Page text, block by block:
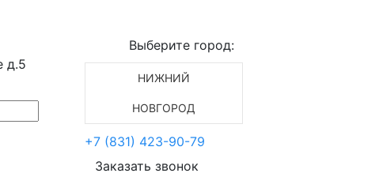
д.5
Выберите город:
НИЖНИЙ
НОВГОРОД
+7 (831) 423-90-79
Заказать звонок